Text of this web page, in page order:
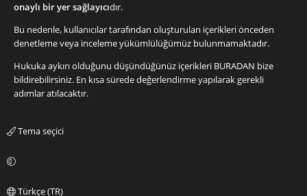
onaylı bir yer sağlayıcıdır.
Bu nedenle, kullanıcılar tarafından oluşturulan içerikleri önceden
denetleme veya inceleme yükümlülüğümüz bulunmamaktadır.
Hukuka aykırı olduğunu düşündüğünüz içerikleri BURADAN bize
bildirebilirsiniz. En kısa sürede değerlendirme yapılarak gerekli
adımlar atılacaktır.
Tema seçici
Türkçe (TR)